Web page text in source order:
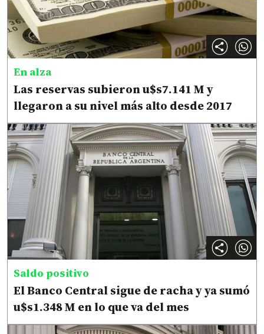
En alza
Las reservas subieron u$s7.141 M y
llegaron a su nivel más alto desde 2017
Saldo positivo
El Banco Central sigue de racha y ya sumó
u$s1.348 M en lo que va del mes